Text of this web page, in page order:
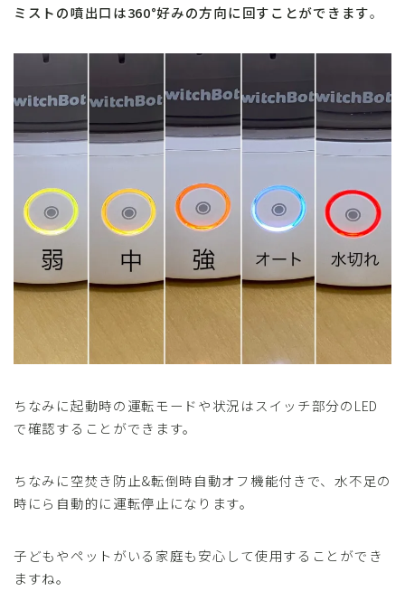
ミストの噴出口は360°好みの方向に回すことができます。
ちなみに起動時の運転モードや状況はスイッチ部分のLED
で確認することができます。
ちなみに空焚き防止&転倒時自動オフ機能付きで、水不足の
時にら自動的に運転停止になります。
子どもやペットがいる家庭も安心して使用することができ
ますね。
PAPA-TO-KO